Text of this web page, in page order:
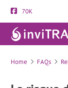
70K
Home FAQs